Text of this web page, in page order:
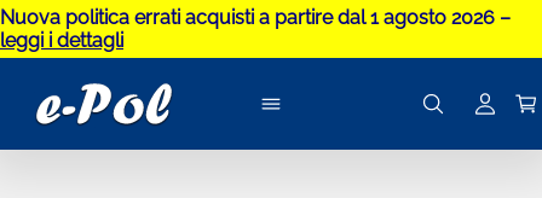
Nuova politica errati acquisti a partire dal 1 agosto 2026 –
leggi i dettagli